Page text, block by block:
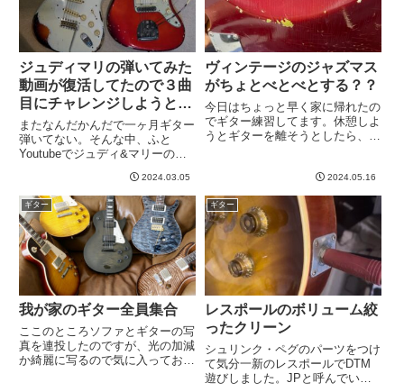
ジュディマリの弾いてみた
動画が復活してたので３曲
目にチャレンジしようと思
う
またなんだかんだで一ヶ月ギター
弾いてない。そんな中、ふと
Youtubeでジュディ&マリーの動
た。久しぶりにコピーして弾いて
みた動画作ってみようかな、なん
て気にもなりました。ジュディマ
リは過去２曲コピーしてます。...
2024.03.05
ヴィンテージのジャズマス
がちょとべとべとする？？
今日はちょっと早く家に帰れたの
でギター練習してます。休憩しよ
うとギターを離そうとしたら、ち
あたりがなんかひっつく？着てい
る洋服側には問題はありません。
なんだこれ？拡大するとなんか
白...
2024.05.16
ギター
我が家のギター全員集合
ここのところソファとギターの写
真を連投したのですが、光の加減
か綺麗に写るので気に入っており
ギター
レスポールのボリューム絞
ったクリーン
シュリンク・ペグのパーツをつけ
て気分一新のレスポールでDTM
遊びしました。JPと呼んでいる